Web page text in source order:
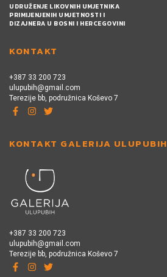
UDRUŽENJE LIKOVNIH UMJETNIKA
PRIMIJENJENIH UMJETNOSTI I
DIZAJNERA U BOSNI I HERCEGOVINI
KONTAKT
+387 33 200 723
ulupubih@gmail.com
Terezije bb, podružnica Koševo 7
KONTAKT GALERIJA ULUPUBIH
+387 33 200 723
ulupubih@gmail.com
Terezije bb, podružnica Koševo 7